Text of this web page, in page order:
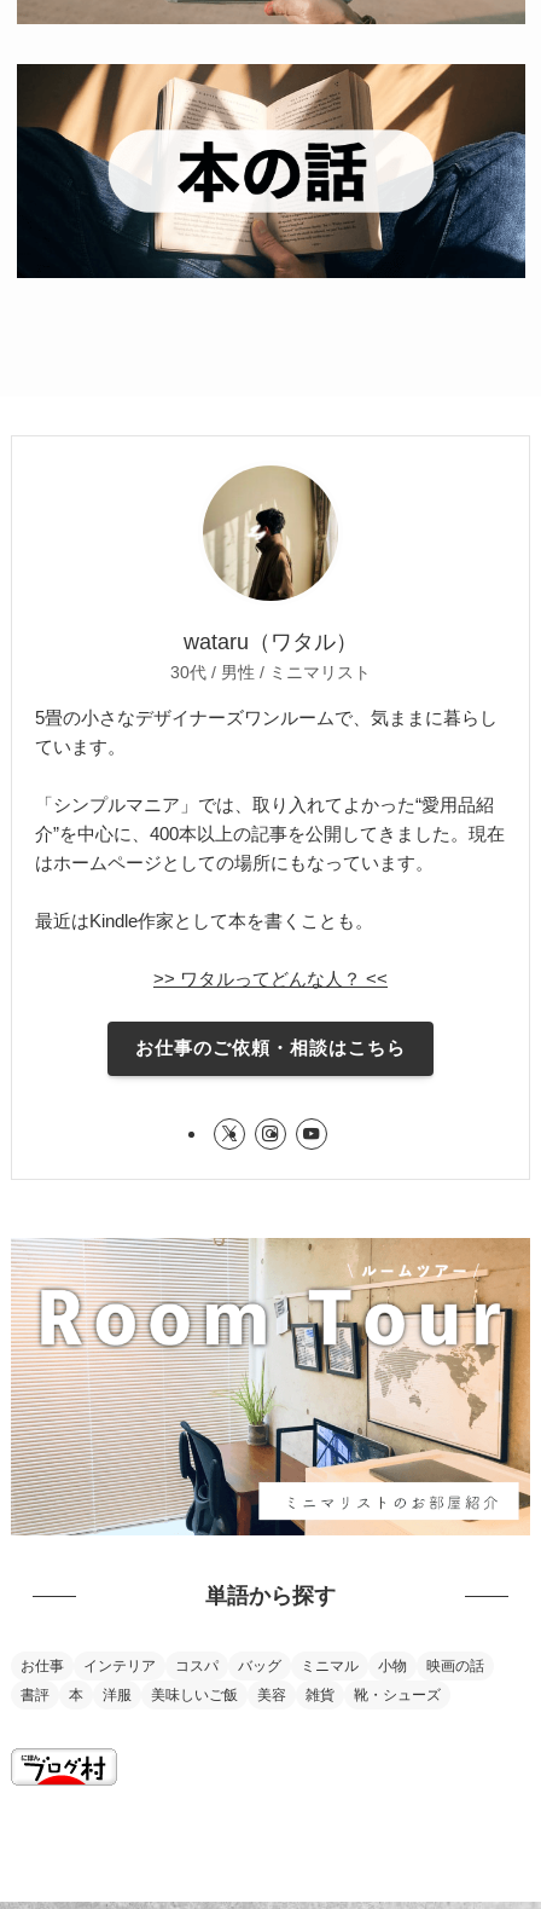
wataru（ワタル）
30代 / 男性 / ミニマリスト
5畳の小さなデザイナーズワンルームで、気ままに暮らし
ています。
「シンプルマニア」では、取り入れてよかった“愛用品紹
介”を中心に、400本以上の記事を公開してきました。現在
はホームページとしての場所にもなっています。
最近はKindle作家として本を書くことも。
>> ワタルってどんな人？ <<
お仕事のご依頼・相談はこちら
単語から探す
お仕事 インテリア コスパ バッグ ミニマル 小物
映画の話
書評
本 洋服 美味しいご飯 美容 雑貨 靴・シューズ